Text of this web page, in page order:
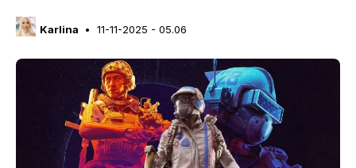
Karlina 11-11-2025 - 05.06